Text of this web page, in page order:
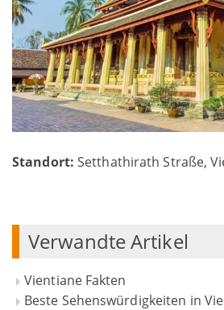
Standort: Setthathirath Straße,
Verwandte Artikel
Vientiane Fakten
Beste Sehenswürdigkeiten in